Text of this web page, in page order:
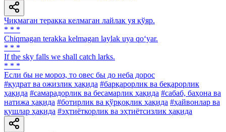
Чиқмаган теракка келмаган лайлак уя қўяр.
* * *
Chiqmagan terakka kelmagan laylak uya qo‘yar.
* * *
If the sky falls we shall catch larks.
* * *
Если бы не мороз, то овес бы до неба дорос
#қудрат ва ожизлик ҳақида #барқарорлик ва беқарорлик
ҳақида #самарадорлик ва бесамарлик ҳақида #сабаб, баҳона ва
натижа ҳақида #ботирлик ва қўрқоқлик ҳақида #ҳайвонлар ва
қушлар ҳақида #эҳтиёткорлик ва эҳтиётсизлик ҳақида